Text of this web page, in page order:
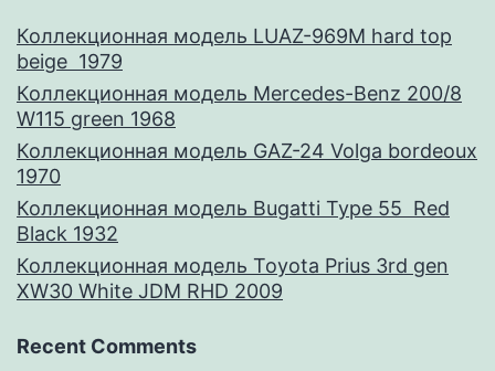
Коллекционная модель LUAZ-969M hard top
beige 1979
Коллекционная модель Mercedes-Benz 200/8
W115 green 1968
Коллекционная модель GAZ-24 Volga bordeoux
1970
Коллекционная модель Bugatti Type 55 Red
Black 1932
Коллекционная модель Toyota Prius 3rd gen
XW30 White JDM RHD 2009
Recent Comments